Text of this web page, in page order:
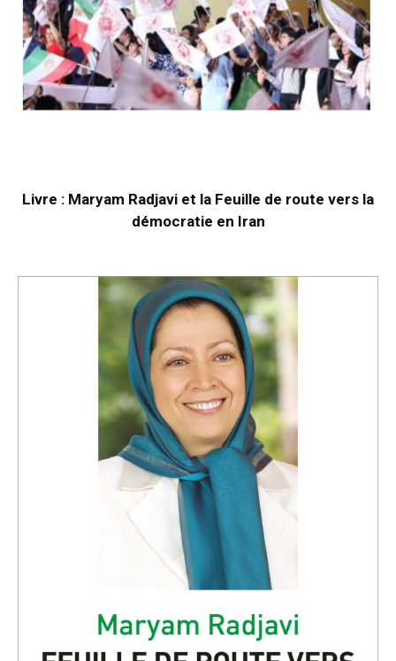
Livre : Maryam Radjavi et la Feuille de route vers la
démocratie en Iran